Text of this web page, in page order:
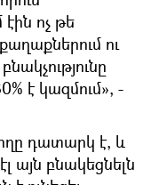
ոչ թե
ու
է կազմում», -
դատարկ է, և
այն բնակեցնելն